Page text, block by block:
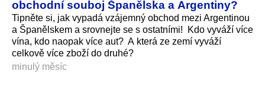
obchodní souboj Španělska a Argentiny?
Tipněte si, jak vypadá vzájemný obchod mezi Argentinou
a Španělskem a srovnejte se s ostatními! Kdo vyváží více
vína, kdo naopak více aut? A která ze zemí vyváží
celkově více zboží do druhé?
minulý měsíc